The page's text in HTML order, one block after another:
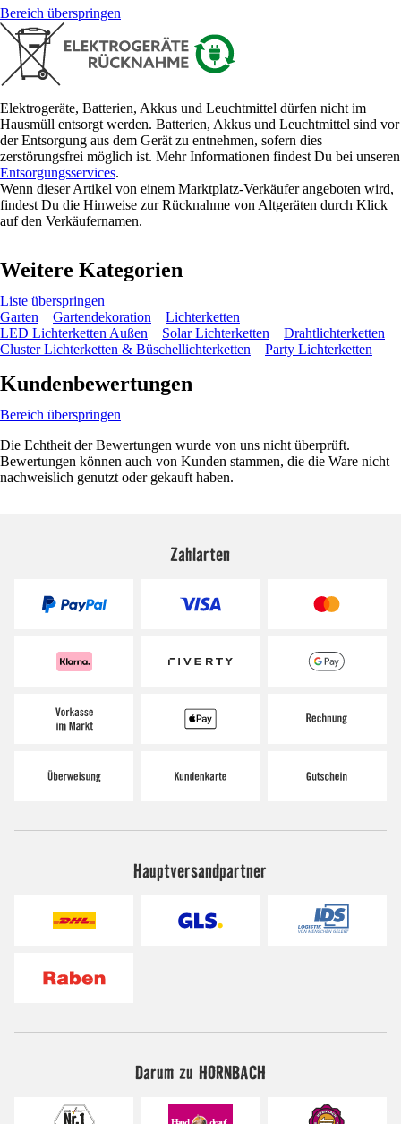
Bereich überspringen
Elektrogeräte, Batterien, Akkus und Leuchtmittel dürfen nicht im
Hausmüll entsorgt werden. Batterien, Akkus und Leuchtmittel sind vor
der Entsorgung aus dem Gerät zu entnehmen, sofern dies
zerstörungsfrei möglich ist. Mehr Informationen findest Du bei unseren
Entsorgungsservices.
Wenn dieser Artikel von einem Marktplatz-Verkäufer angeboten wird,
findest Du die Hinweise zur Rücknahme von Altgeräten durch Klick
auf den Verkäufernamen.
Weitere Kategorien
Liste überspringen
Garten
Gartendekoration
Lichterketten
LED Lichterketten Außen
Solar Lichterketten
Drahtlichterketten
Cluster Lichterketten & Büschellichterketten
Party Lichterketten
Kundenbewertungen
Bereich überspringen
Die Echtheit der Bewertungen wurde von uns nicht überprüft.
Bewertungen können auch von Kunden stammen, die die Ware nicht
nachweislich genutzt oder gekauft haben.
Zahlarten
Hauptversandpartner
Darum zu HORNBACH